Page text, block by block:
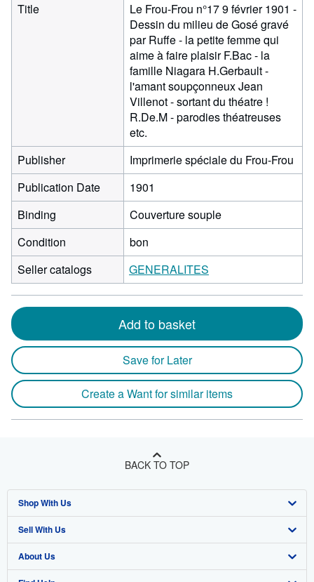
Title
Le Frou-Frou n°17 9 février 1901 -
Dessin du milieu de Gosé gravé
par Ruffe - la petite femme qui
aime à faire plaisir F.Bac - la
famille Niagara H.Gerbault -
l'amant soupçonneux Jean
Villenot - sortant du théatre !
R.De.M - parodies théatreuses
etc.
Publisher
Imprimerie spéciale du Frou-Frou
Publication Date
1901
Binding
Couverture souple
Condition
bon
Seller catalogs
GENERALITES
Add to basket
Save for Later
Create a Want for similar items
BACK TO TOP
Shop With Us
Advanced Search
Browse Collections
Sell With Us
Start Selling
About Us